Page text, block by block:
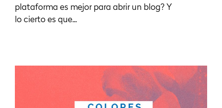
plataforma es mejor para abrir un blog? Y
lo cierto es que...